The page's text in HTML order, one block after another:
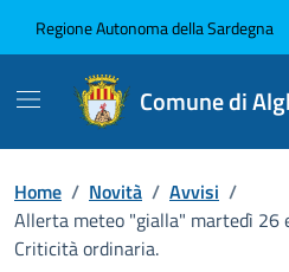
Regione Autonoma della Sardegna
Comune di
Home / Novità / Avvisi /
Allerta meteo "gialla" martedì 26
Criticità ordinaria.